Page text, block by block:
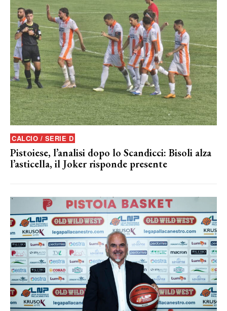
CALCIO / SERIE D
Pistoiese, l’analisi dopo lo Scandicci: Bisoli alza
l’asticella, il Joker risponde presente